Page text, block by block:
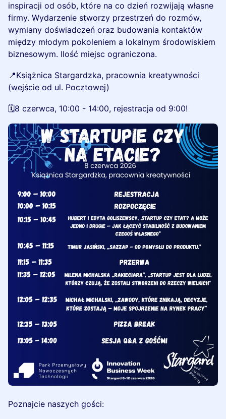
inspiracji od osób, które na co dzień rozwijają własne
firmy. Wydarzenie stworzy przestrzeń do rozmów,
wymiany doświadczeń oraz budowania kontaktów
między młodym pokoleniem a lokalnym środowiskiem
biznesowym. Ilość miejsc ograniczona.
📍Książnica Stargardzka, pracownia kreatywności
(wejście od ul. Pocztowej)
🗓️8 czerwca, 10:00 - 14:00, rejestracja od 9:00!
Poznajcie naszych gości: